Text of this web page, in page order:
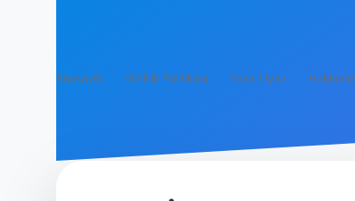
Anasayfa Gizlilik Politikası Yasal Uyarı